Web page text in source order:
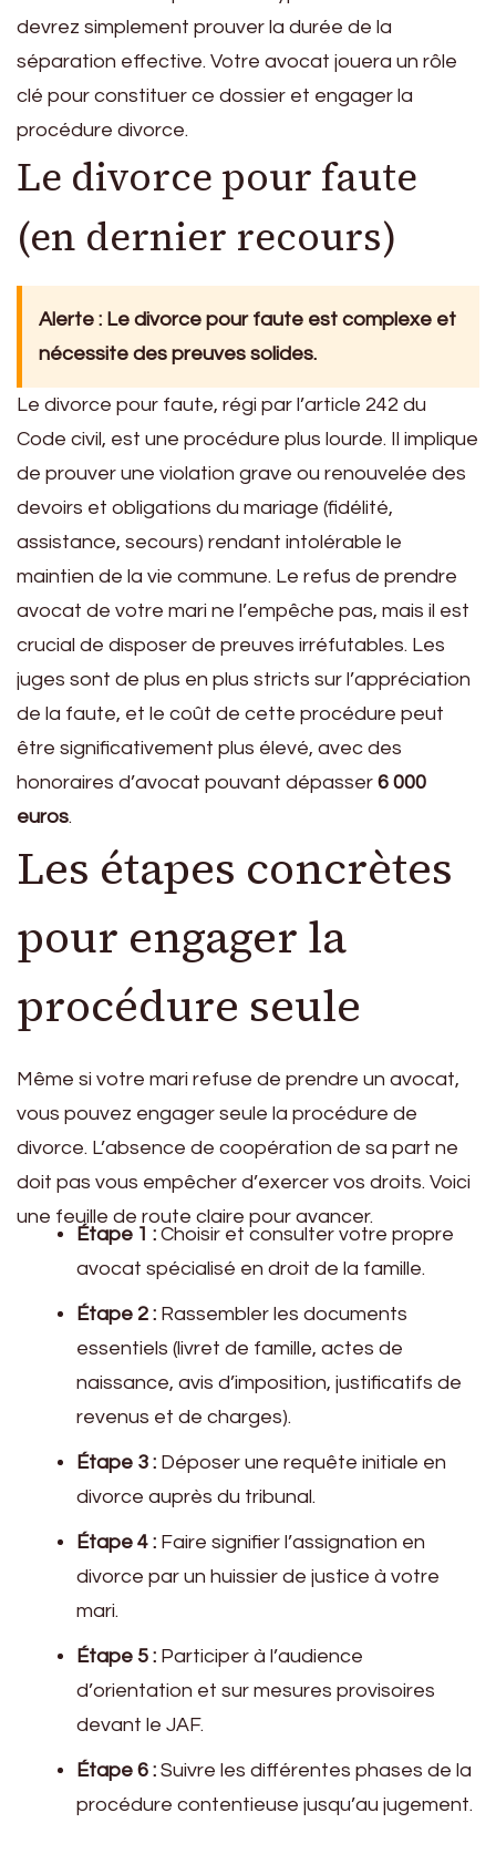
devrez simplement prouver la durée de la
séparation effective. Votre avocat jouera un rôle
clé pour constituer ce dossier et engager la
procédure divorce.
Le divorce pour faute
(en dernier recours)
Alerte : Le divorce pour faute est complexe et
nécessite des preuves solides.
Le divorce pour faute, régi par l’article 242 du
Code civil, est une procédure plus lourde. Il implique
de prouver une violation grave ou renouvelée des
devoirs et obligations du mariage (fidélité,
assistance, secours) rendant intolérable le
maintien de la vie commune. Le refus de prendre
avocat de votre mari ne l’empêche pas, mais il est
crucial de disposer de preuves irréfutables. Les
juges sont de plus en plus stricts sur l’appréciation
de la faute, et le coût de cette procédure peut
être significativement plus élevé, avec des
honoraires d’avocat pouvant dépasser 6 000
euros.
Les étapes concrètes
pour engager la
procédure seule
Même si votre mari refuse de prendre un avocat,
vous pouvez engager seule la procédure de
divorce. L’absence de coopération de sa part ne
doit pas vous empêcher d’exercer vos droits. Voici
une feuille de route claire pour avancer.
Étape 1 : Choisir et consulter votre propre
avocat spécialisé en droit de la famille.
Étape 2 : Rassembler les documents
essentiels (livret de famille, actes de
naissance, avis d’imposition, justificatifs de
revenus et de charges).
Étape 3 : Déposer une requête initiale en
divorce auprès du tribunal.
Étape 4 : Faire signifier l’assignation en
divorce par un huissier de justice à votre
mari.
Étape 5 : Participer à l’audience
d’orientation et sur mesures provisoires
devant le JAF.
Étape 6 : Suivre les différentes phases de la
procédure contentieuse jusqu’au jugement.